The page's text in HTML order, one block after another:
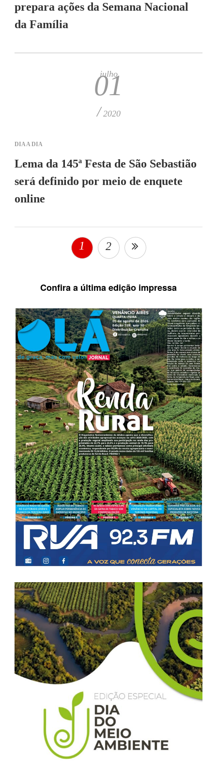
prepara ações da Semana Nacional
da Família
julho
01
/ 2020
DIA A DIA
Lema da 145ª Festa de São Sebastião
será definido por meio de enquete
online
1 2
Confira a última edição impressa